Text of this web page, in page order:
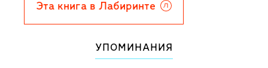
Эта книга в Лабиринте
УПОМИНАНИЯ